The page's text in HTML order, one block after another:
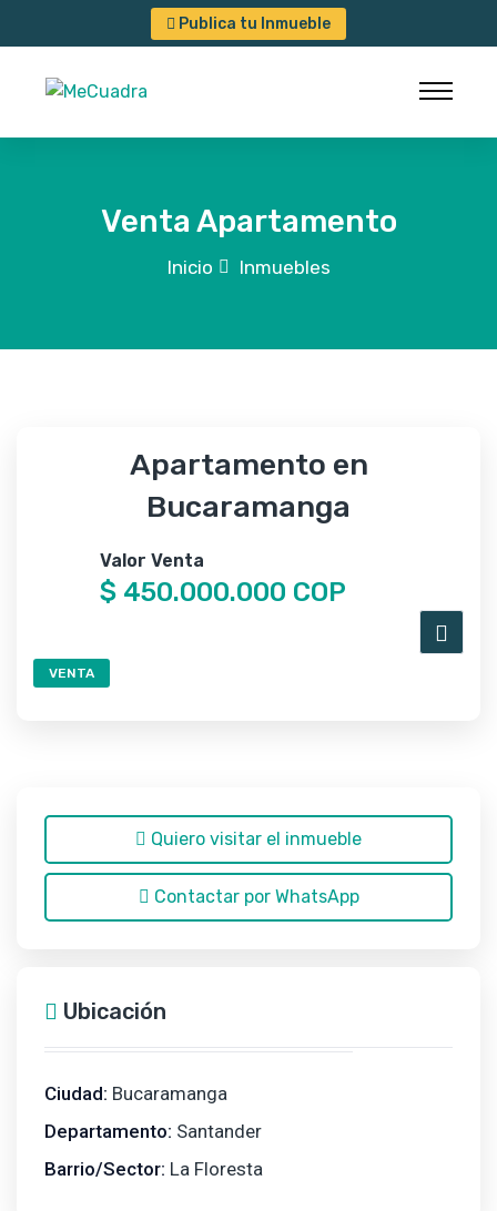
Publica tu Inmueble
Venta Apartamento
Inicio Inmuebles
Apartamento en
Bucaramanga
Valor Venta
$ 450.000.000 COP
VENTA
Quiero visitar el inmueble
Contactar por WhatsApp
Ubicación
Ciudad: Bucaramanga
Departamento: Santander
Barrio/Sector: La Floresta